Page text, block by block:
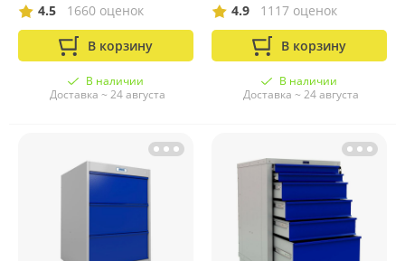
4.5 1660 оценок
В корзину
В наличии
Доставка ~ 24 августа
4.9 1117 оценок
В корзину
В наличии
Доставка ~ 24 августа